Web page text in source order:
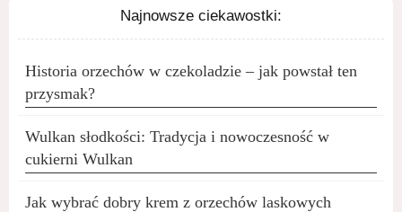
Najnowsze ciekawostki:
Historia orzechów w czekoladzie – jak powstał ten
przysmak?
Wulkan słodkości: Tradycja i nowoczesność w
cukierni Wulkan
Jak wybrać dobry krem z orzechów laskowych